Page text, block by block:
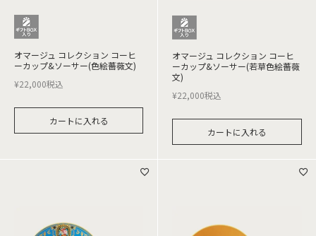
オマージュ コレクション コーヒ
ーカップ&ソーサー(色絵薔薇文)
¥22,000税込
カートに入れる
オマージュ コレクション コーヒ
ーカップ&ソーサー(若草色絵薔薇
文)
¥22,000税込
カートに入れる